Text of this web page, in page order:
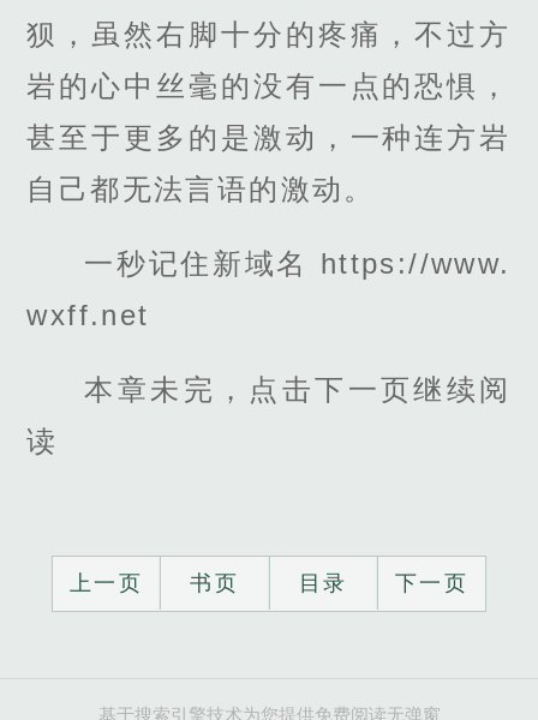
狈，虽然右脚十分的疼痛，不过方
岩的心中丝毫的没有一点的恐惧，
甚至于更多的是激动，一种连方岩
自己都无法言语的激动。
一秒记住新域名 https://www.
wxff.net
本章未完，点击下一页继续阅
读
上一页 书页 目录 下一页
基于搜索引擎技术为您提供免费阅读无弹窗